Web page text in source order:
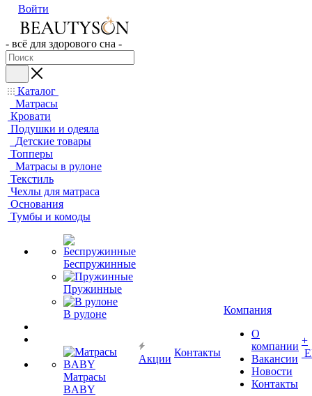
Войти
- всё для здорового сна -
Каталог
Матрасы
Кровати
Подушки и одеяла
Детские товары
Топперы
Матрасы в рулоне
Текстиль
Чехлы для матраса
Основания
Тумбы и комоды
Беспружинные
Пружинные
В рулоне
Матрасы
BABY
Акции
Контакты
Компания
О
компании
Вакансии
Новости
Контакты
+